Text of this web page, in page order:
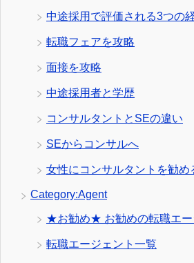
中途採用で評価される3つの
転職フェアを攻略
面接を攻略
中途採用者と学歴
コンサルタントとSEの違い
SEからコンサルへ
女性にコンサルタントを勧め
Category:Agent
★お勧め★ お勧めの転職エー
転職エージェント一覧